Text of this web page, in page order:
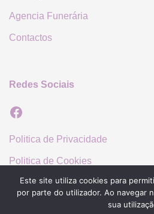
Agencia Funerária
Contactos
Redes Sociais
Facebook
Politica de Privacidade
Politica de Cookies
Este site utiliza cookies para
por parte do utilizador. Ao navegar
sua